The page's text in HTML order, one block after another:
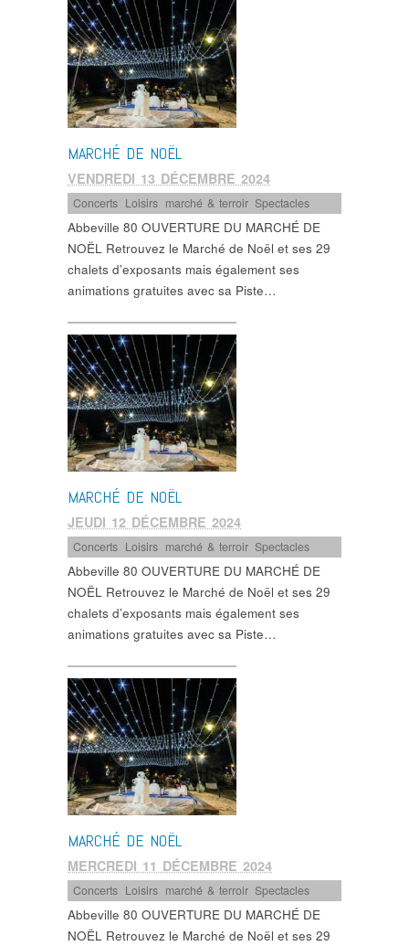
MARCHÉ DE NOËL
VENDREDI 13 DÉCEMBRE 2024
Concerts Loisirs marché & terroir,Spectacles
Abbeville 80 OUVERTURE DU MARCHÉ DE
NOËL Retrouvez le Marché de Noël et ses 29
chalets d’exposants mais également ses
animations gratuites avec sa Piste…
MARCHÉ DE NOËL
JEUDI 12 DÉCEMBRE 2024
Concerts Loisirs marché & terroir,Spectacles
Abbeville 80 OUVERTURE DU MARCHÉ DE
NOËL Retrouvez le Marché de Noël et ses 29
chalets d’exposants mais également ses
animations gratuites avec sa Piste…
MARCHÉ DE NOËL
MERCREDI 11 DÉCEMBRE 2024
Concerts Loisirs marché & terroir,Spectacles
Abbeville 80 OUVERTURE DU MARCHÉ DE
NOËL Retrouvez le Marché de Noël et ses 29